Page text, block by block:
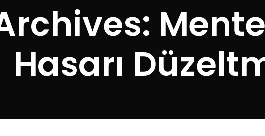
Hasarı